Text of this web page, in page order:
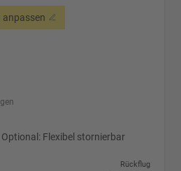
anpassen
Optional: Flexibel stornierbar
Rückflug